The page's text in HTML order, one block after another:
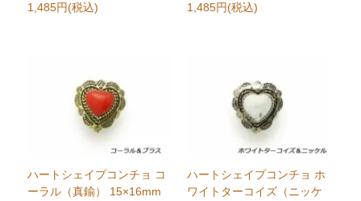
1,485円(税込)
1,485円(税込)
ハートシェイプコンチョ コ
ーラル（真鍮） 15×16mm
ハートシェイプコンチョ ホ
ワイトターコイズ（ニッケ